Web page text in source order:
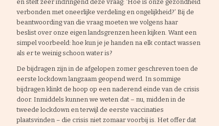
en stelt zeer indringend deze vraag: ‘Hoe is onze gezondheid
verbonden met oneerlijke verdeling en ongelijkheid?’ Bij de
beantwoording van die vraag moeten we volgens haar
beslist over onze eigen landsgrenzen heen kijken. Want een
simpel voorbeeld: hoe kun je je handen na elk contact wassen
als er te weinig schoon water is?
De bijdragen zijn in de afgelopen zomer geschreven toen de
eerste lockdown langzaam geopend werd. In sommige
bijdragen klinkt de hoop op een naderend einde van de crisis
door. Inmiddels kunnen we weten dat – nu, midden in de
tweede lockdown en terwijl de eerste vaccinaties
plaatsvinden – die crisis niet zomaar voorbij is. Het offer dat